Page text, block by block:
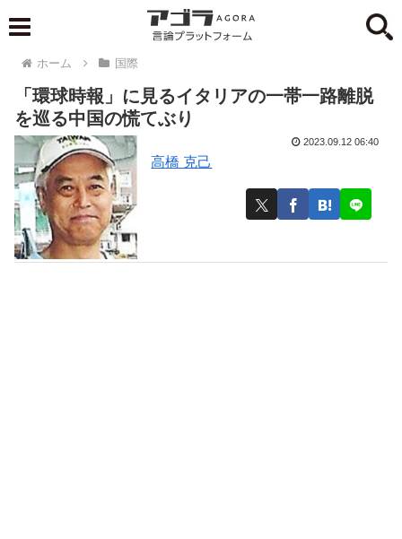
ホーム 国際
「環球時報」に見るイタリアの一帯一路離脱
を巡る中国の慌てぶり
高橋 克己
2023.09.12 06:40